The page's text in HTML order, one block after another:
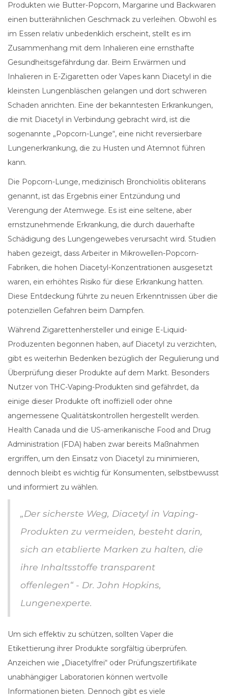
Produkten wie Butter-Popcorn, Margarine und Backwaren
einen butterähnlichen Geschmack zu verleihen. Obwohl es
im Essen relativ unbedenklich erscheint, stellt es im
Zusammenhang mit dem Inhalieren eine ernsthafte
Gesundheitsgefährdung dar. Beim Erwärmen und
Inhalieren in E-Zigaretten oder Vapes kann Diacetyl in die
kleinsten Lungenbläschen gelangen und dort schweren
Schaden anrichten. Eine der bekanntesten Erkrankungen,
die mit Diacetyl in Verbindung gebracht wird, ist die
sogenannte „Popcorn-Lunge“, eine nicht reversierbare
Lungenerkrankung, die zu Husten und Atemnot führen
kann.
Die Popcorn-Lunge, medizinisch Bronchiolitis obliterans
genannt, ist das Ergebnis einer Entzündung und
Verengung der Atemwege. Es ist eine seltene, aber
ernstzunehmende Erkrankung, die durch dauerhafte
Schädigung des Lungengewebes verursacht wird. Studien
haben gezeigt, dass Arbeiter in Mikrowellen-Popcorn-
Fabriken, die hohen Diacetyl-Konzentrationen ausgesetzt
waren, ein erhöhtes Risiko für diese Erkrankung hatten.
Diese Entdeckung führte zu neuen Erkenntnissen über die
potenziellen Gefahren beim Dampfen.
Während Zigarettenhersteller und einige E-Liquid-
Produzenten begonnen haben, auf Diacetyl zu verzichten,
gibt es weiterhin Bedenken bezüglich der Regulierung und
Überprüfung dieser Produkte auf dem Markt. Besonders
Nutzer von THC-Vaping-Produkten sind gefährdet, da
einige dieser Produkte oft inoffiziell oder ohne
angemessene Qualitätskontrollen hergestellt werden.
Health Canada und die US-amerikanische Food and Drug
Administration (FDA) haben zwar bereits Maßnahmen
ergriffen, um den Einsatz von Diacetyl zu minimieren,
dennoch bleibt es wichtig für Konsumenten, selbstbewusst
und informiert zu wählen.
„Der sicherste Weg, Diacetyl in Vaping-
Produkten zu vermeiden, besteht darin,
sich an etablierte Marken zu halten, die
ihre Inhaltsstoffe transparent
offenlegen“ - Dr. John Hopkins,
Lungenexperte.
Um sich effektiv zu schützen, sollten Vaper die
Etikettierung ihrer Produkte sorgfältig überprüfen.
Anzeichen wie „Diacetylfrei“ oder Prüfungszertifikate
unabhängiger Laboratorien können wertvolle
Informationen bieten. Dennoch gibt es viele